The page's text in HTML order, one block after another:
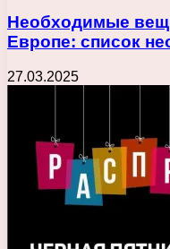
Необходимые
Европе: список
27.03.2025